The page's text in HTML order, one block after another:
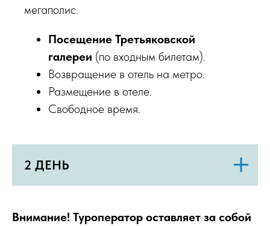
мегаполис.
Посещение Третьяковской
галереи (по входным билетам).
Возвращение в отель на метро.
Размещение в отеле.
Свободное время.
2 ДЕНЬ
Внимание! Туроператор оставляет за собой